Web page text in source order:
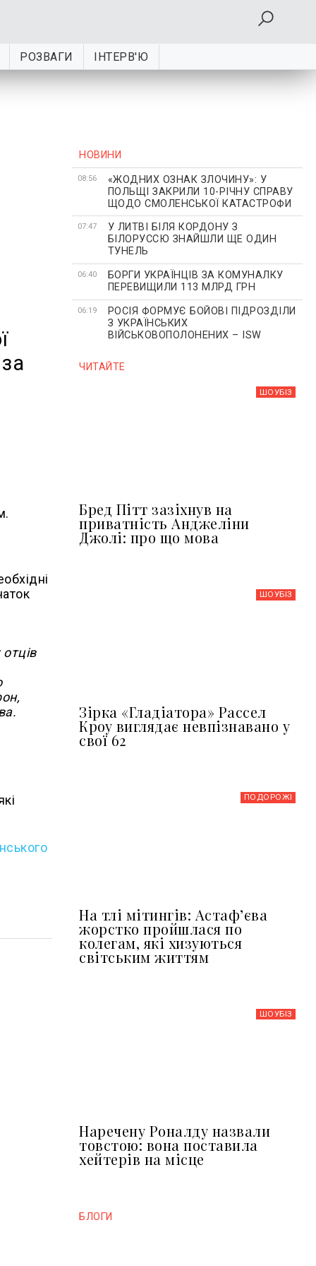
РОЗВАГИ ІНТЕРВ'Ю
НОВИНИ
08:56
«ЖОДНИХ ОЗНАК ЗЛОЧИНУ»: У
ПОЛЬЩІ ЗАКРИЛИ 10-РІЧНУ СПРАВУ
ЩОДО СМОЛЕНСЬКОЇ КАТАСТРОФИ
07:47
У ЛИТВІ БІЛЯ КОРДОНУ З
БІЛОРУССЮ ЗНАЙШЛИ ЩЕ ОДИН
ТУНЕЛЬ
06:40
БОРГИ УКРАЇНЦІВ ЗА КОМУНАЛКУ
ПЕРЕВИЩИЛИ 113 МЛРД ГРН
06:19
РОСІЯ ФОРМУЄ БОЙОВІ ПІДРОЗДІЛИ
З УКРАЇНСЬКИХ
ВІЙСЬКОВОПОЛОНЕНИХ – ISW
ЧИТАЙТЕ
ШОУБIЗ
Бред Пітт зазіхнув на
приватність Анджеліни
Джолі: про що мова
ШОУБIЗ
Зірка «Гладіатора» Рассел
Кроу виглядає невпізнавано у
свої 62
ПОДОРОЖІ
На тлі мітингів: Астафʼєва
жорстко пройшлася по
колегам, які хизуються
світським життям
ШОУБIЗ
Наречену Роналду назвали
товстою: вона поставила
хейтерів на місце
БЛОГИ